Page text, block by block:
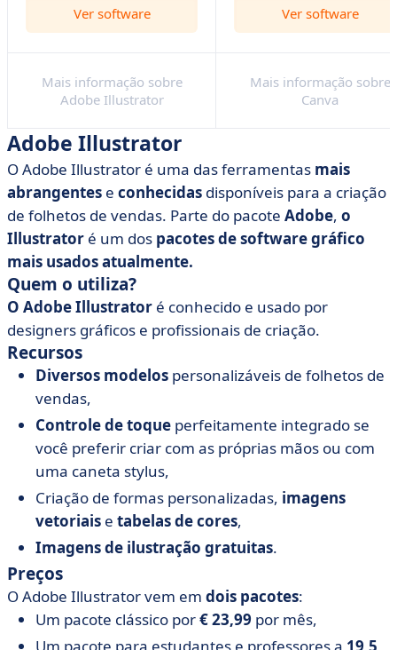
Ver software Ver software
Mais informação sobre
Adobe Illustrator
Mais informação sobre
Canva
Adobe Illustrator
O Adobe Illustrator é uma das ferramentas mais
abrangentes e conhecidas disponíveis para a criação
de folhetos de vendas. Parte do pacote Adobe, o
Illustrator é um dos pacotes de software gráfico
mais usados atualmente.
Quem o utiliza?
O Adobe Illustrator é conhecido e usado por
designers gráficos e profissionais de criação.
Recursos
Diversos modelos personalizáveis de folhetos de
vendas,
Controle de toque perfeitamente integrado se
você preferir criar com as próprias mãos ou com
uma caneta stylus,
Criação de formas personalizadas, imagens
vetoriais e tabelas de cores,
Imagens de ilustração gratuitas.
Preços
O Adobe Illustrator vem em dois pacotes:
Um pacote clássico por€ 23,99 por mês,